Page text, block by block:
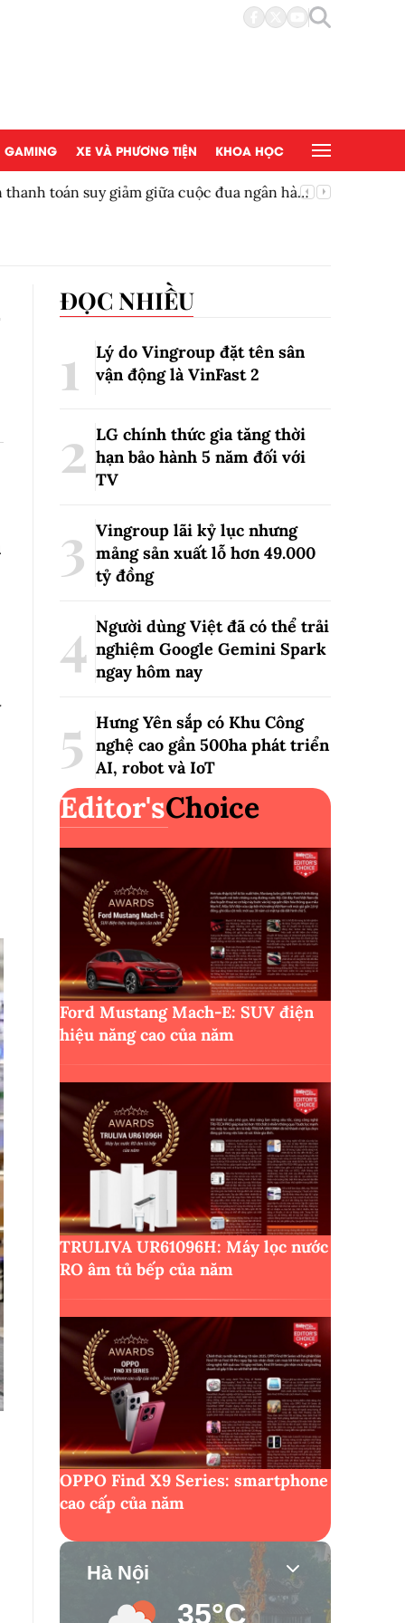
GAMING XE VÀ PHƯƠNG TIỆN KHOA HỌC
toán suy giảm giữa cuộc đua ngân hàng
ĐỌC NHIỀU
Lý do Vingroup đặt tên sân
vận động là VinFast2
LG chính thức gia tăng thời
hạn bảo hành 5 năm đối với
TV
Vingroup lãi kỷ lục nhưng
mảng sản xuất lỗ hơn 49.000
tỷ đồng
Người dùng Việt đã có thể trải
nghiệm Google Gemini Spark
ngay hôm nay
Hưng Yên sắp có Khu Công
nghệ cao gần 500ha phát triển
AI, robot và IoT
Editor'sChoice
Ford Mustang Mach-E: SUV điện
hiệu năng cao của năm
TRULIVA UR61096H: Máy lọc nước
RO âm tủ bếp của năm
OPPO Find X9 Series: smartphone
cao cấp của năm
Hà Nội
35°C